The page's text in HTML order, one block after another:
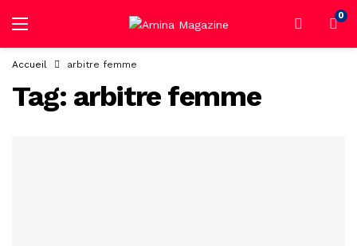
0
Accueil arbitre femme
Tag: arbitre femme